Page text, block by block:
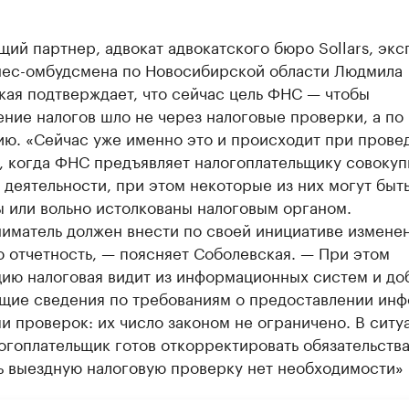
партнер, адвокат адвокатского бюро Sollars,
омбудсмена по Новосибирской области Людмила
подтверждает, что сейчас цель ФНС — чтобы
налогов шло не через налоговые проверки, а по
«Сейчас уже именно это и происходит при
ФНС предъявляет налогоплательщику
при этом некоторые из них могут
или вольно истолкованы налоговым органом.
должен внести по своей инициативе
отчетность, — поясняет Соболевская. — При этом
налоговая видит из информационных систем и
сведения по требованиям о предоставлении
проверок: их число законом не ограничено. В
готов откорректировать
выездную налоговую проверку нет необходимости»